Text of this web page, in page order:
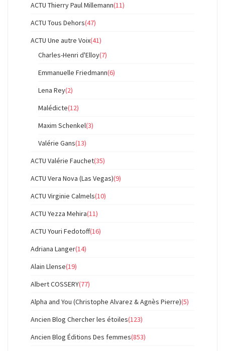
ACTU Thierry Paul Millemann(11)
ACTU Tous Dehors(47)
ACTU Une autre Voix(41)
Charles-Henri d'Elloy(7)
Emmanuelle Friedmann(6)
Lena Rey(2)
Malédicte(12)
Maxim Schenkel(3)
Valérie Gans(13)
ACTU Valérie Fauchet(35)
ACTU Vera Nova (Las Vegas)(9)
ACTU Virginie Calmels(10)
ACTU Yezza Mehira(11)
ACTU Youri Fedotoff(16)
Adriana Langer(14)
Alain Llense(19)
Albert COSSERY(77)
Alpha and You (Christophe Alvarez & Agnès Pierre)(5)
Ancien Blog Chercher les étoiles(123)
Ancien Blog Éditions Des femmes(853)